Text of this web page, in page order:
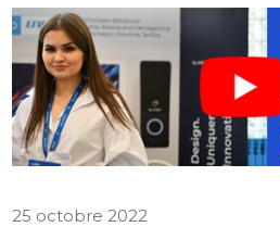
25 octobre 2022